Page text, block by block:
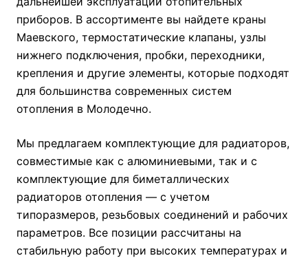
приборов. В ассортименте вы найдете краны
Маевского, термостатические клапаны, узлы
нижнего подключения, пробки, переходники,
крепления и другие элементы, которые подходят
для большинства современных систем
отопления в Молодечно.
Мы предлагаем комплектующие для радиаторов,
совместимые как с алюминиевыми, так и с
комплектующие для биметаллических
радиаторов отопления — с учетом
типоразмеров, резьбовых соединений и рабочих
параметров. Все позиции рассчитаны на
стабильную работу при высоких температурах и